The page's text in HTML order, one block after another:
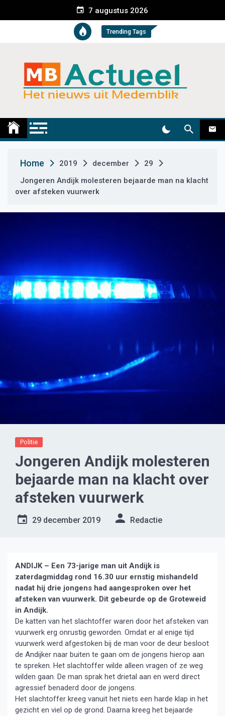
e
t
7 augustus 2026
Trending Tags
Medemblik Actueel
Home 2019 december
29
Jongeren Andijk molesteren bejaarde man na klacht
over afsteken vuurwerk
Politie
Jongeren Andijk molesteren
bejaarde man na klacht over
afsteken vuurwerk
29 december 2019 Redactie
ANDIJK – Een 73-jarige man uit Andijk is
zaterdagmiddag rond 16.30 uur ernstig mishandeld
nadat hij drie jongens had aangesproken over het
afsteken van vuurwerk. Dit gebeurde op de Groteweid
in Andijk.
De katten van het slachtoffer waren door het afsteken van
vuurwerk erg onrustig geworden. Omdat er al enige tijd
vuurwerk werd afgestoken bij de man voor de deur besloot
de Andijker naar buiten te gaan om de jongens hierop aan
te spreken. Het slachtoffer wilde alleen vragen of ze weg
wilden gaan. De man sprak het drietal aan en werd direct
agressief benaderd door de jongens.
Het slachtoffer kreeg vanuit het niets een harde klap in het
gezicht en viel op de grond. Daarna kreeg het bejaarde